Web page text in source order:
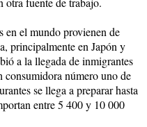
en el mundo provienen de
principalmente en Japón y
a la llegada de inmigrantes
consumidora número uno de
se llega a preparar hasta
entre 5 400 y 10 000